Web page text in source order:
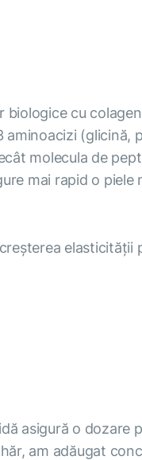
cu
(glicină,
molecula de
mai rapid o
elasticității
asigură o dozare
am adăugat